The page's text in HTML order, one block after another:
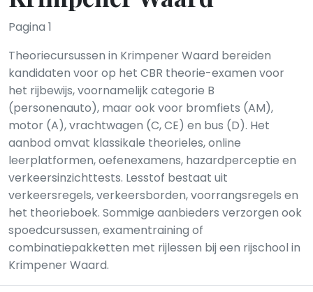
Pagina 1
Theoriecursussen in Krimpener Waard bereiden
kandidaten voor op het CBR theorie-examen voor
het rijbewijs, voornamelijk categorie B
(personenauto), maar ook voor bromfiets (AM),
motor (A), vrachtwagen (C, CE) en bus (D). Het
aanbod omvat klassikale theorieles, online
leerplatformen, oefenexamens, hazardperceptie en
verkeersinzichttests. Lesstof bestaat uit
verkeersregels, verkeersborden, voorrangsregels en
het theorieboek. Sommige aanbieders verzorgen ook
spoedcursussen, examentraining of
combinatiepakketten met rijlessen bij een rijschool in
Krimpener Waard.